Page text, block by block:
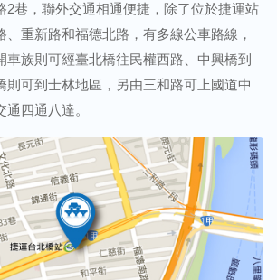
2巷，聯外交通相通便捷，除了位於捷運站
、重新路和福德北路，有多線公車路線，
車族則可經臺北橋往民權西路、中興橋到
則可到士林地區，另由三和路可上國道中
四通八達。